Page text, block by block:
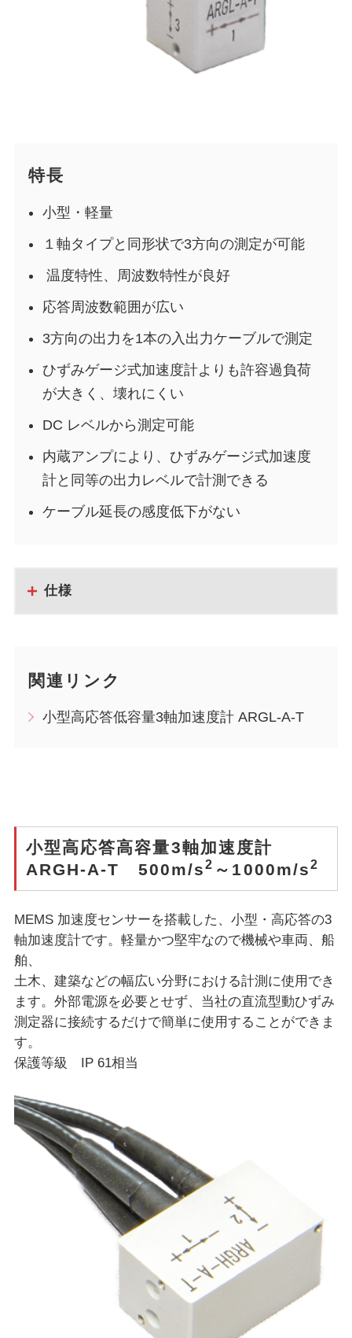
特長
小型・軽量
１軸タイプと同形状で3方向の測定が可能
温度特性、周波数特性が良好
応答周波数範囲が広い
3方向の出力を1本の入出力ケーブルで測定
ひずみゲージ式加速度計よりも許容過負荷
が大きく、壊れにくい
DC レベルから測定可能
内蔵アンプにより、ひずみゲージ式加速度
計と同等の出力レベルで計測できる
ケーブル延長の感度低下がない
仕様
関連リンク
小型高応答低容量3軸加速度計 ARGL-A-T
小型高応答高容量3軸加速度計
ARGH-A-T 500m/s2 ～1000m/s2
MEMS 加速度センサーを搭載した、小型・高応答の3
軸加速度計です。軽量かつ堅牢なので機械や車両、船
舶、
土木、建築などの幅広い分野における計測に使用でき
ます。外部電源を必要とせず、当社の直流型動ひずみ
測定器に接続するだけで簡単に使用することができま
す。
保護等級 IP 61相当